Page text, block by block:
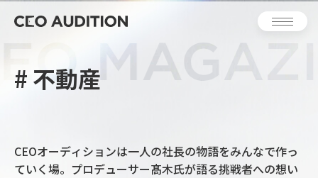
不動産
CEOオーディションは一人の社長の物語をみんなで作っ
ていく場。プロデューサー髙木氏が語る挑戦者への想い